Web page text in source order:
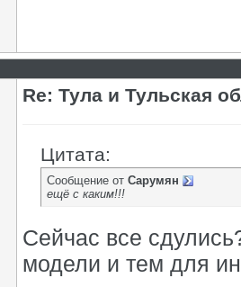
Re: Тула и Тульская
Цитата:
Сообщение от Сарумян
ещё с каким!!!
Сейчас все
модели и тем для